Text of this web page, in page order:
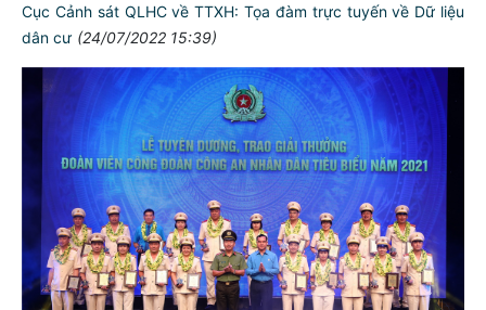
Cục Cảnh sát QLHC về TTXH: Tọa đàm trực tuyến về Dữ liệu
dân cư (24/07/2022 15:39)